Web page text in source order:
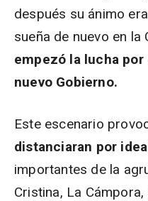
después su ánimo
sueña de nuevo en la
empezó la lucha
nuevo Gobierno.
Este escenario
distanciaran por
importantes de la
Cristina, La